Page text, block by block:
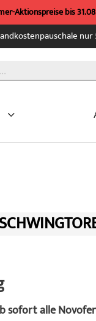
Aktionspreise bis
nur
sofort alle